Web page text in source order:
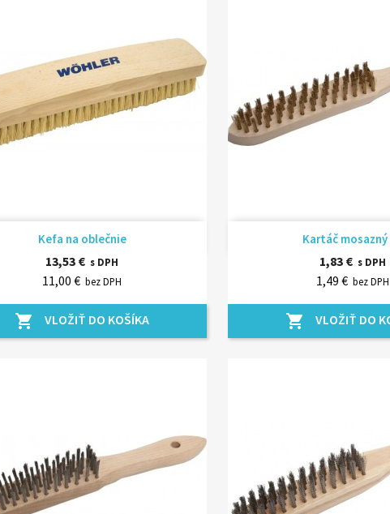
Kefa na oblečnie
13,53 € s DPH
11,00 € bez DPH
shopping_cart VLOŽIŤ DO KOŠÍKA
Rýchly náhľad Kartáč mosazný
1,83 € s DPH
1,49 € bez DPH
shopping_cart VLOŽIŤ DO
Rýchly